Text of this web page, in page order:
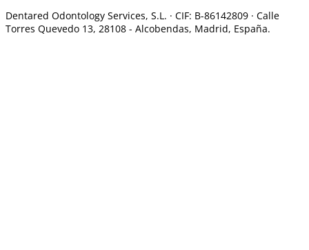
Dentared Odontology Services, S.L. · CIF: B-86142809 · Calle
Torres Quevedo 13, 28108 - Alcobendas, Madrid, España.